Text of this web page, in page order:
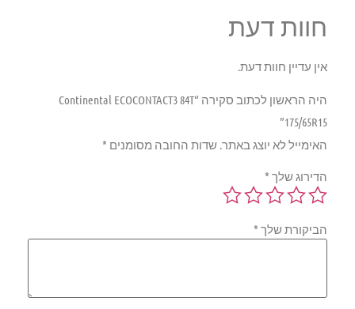
חוות דעת
אין עדיין חוות דעת.
היה הראשון לכתוב סקירה “Continental ECOCONTACT3 84T
175/65R15”
האימייל לא יוצג באתר.שדות החובה מסומנים*
הדירוג שלך*
הביקורת שלך*